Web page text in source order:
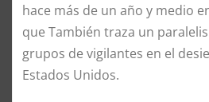
hace más de un año y medio
que También traza un
grupos de vigilantes en el
Estados Unidos.